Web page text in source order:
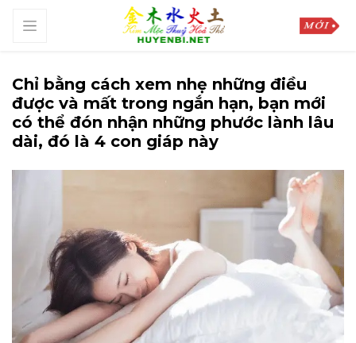
Chỉ bằng cách xem nhẹ những điều
được và mất trong ngắn hạn, bạn mới
có thể đón nhận những phước lành lâu
dài, đó là 4 con giáp này